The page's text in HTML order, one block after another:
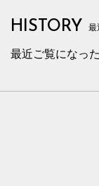
HISTORY 最
最近ご覧になっ